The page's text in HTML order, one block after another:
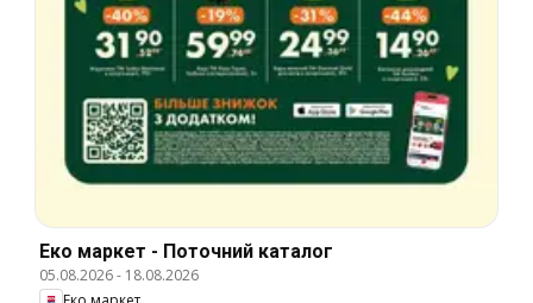
Еко маркет - Поточний каталог
05.08.2026- 18.08.2026